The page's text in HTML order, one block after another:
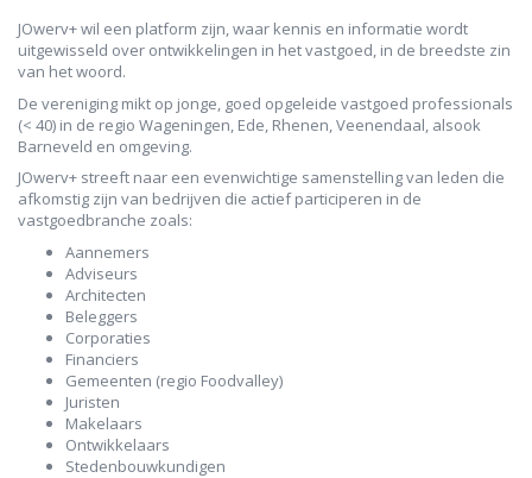
JOwerv+ wil een platform zijn, waar kennis en informatie wordt
uitgewisseld over ontwikkelingen in het vastgoed, in de breedste zin
van het woord.
De vereniging mikt op jonge, goed opgeleide vastgoed professionals
(< 40) in de regio Wageningen, Ede, Rhenen, Veenendaal, alsook
Barneveld en omgeving.
JOwerv+ streeft naar een evenwichtige samenstelling van leden die
afkomstig zijn van bedrijven die actief participeren in de
vastgoedbranche zoals:
Aannemers
Adviseurs
Architecten
Beleggers
Corporaties
Financiers
Gemeenten (regio Foodvalley)
Juristen
Makelaars
Ontwikkelaars
Stedenbouwkundigen